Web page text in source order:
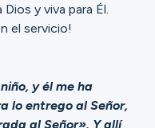
y viva para Él.
el servicio!
y él me ha
lo entrego al Señor,
al Señor». Y allí